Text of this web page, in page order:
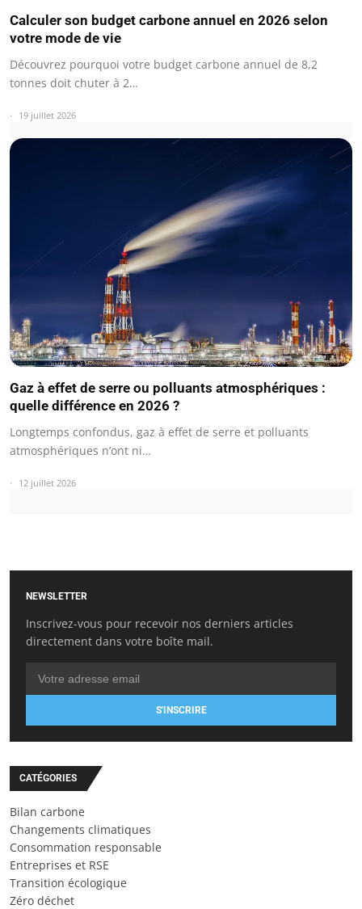
Calculer son budget carbone annuel en 2026 selon
votre mode de vie
Découvrez pourquoi votre budget carbone annuel de 8,2
tonnes doit chuter à 2…
19 juillet 2026
Gaz à effet de serre ou polluants atmosphériques :
quelle différence en 2026 ?
Longtemps confondus, gaz à effet de serre et polluants
atmosphériques n’ont ni…
12 juillet 2026
NEWSLETTER
Inscrivez-vous pour recevoir nos derniers articles
directement dans votre boîte mail.
S'INSCRIRE
CATÉGORIES
Bilan carbone
Changements climatiques
Consommation responsable
Entreprises et RSE
Transition écologique
Zéro déchet